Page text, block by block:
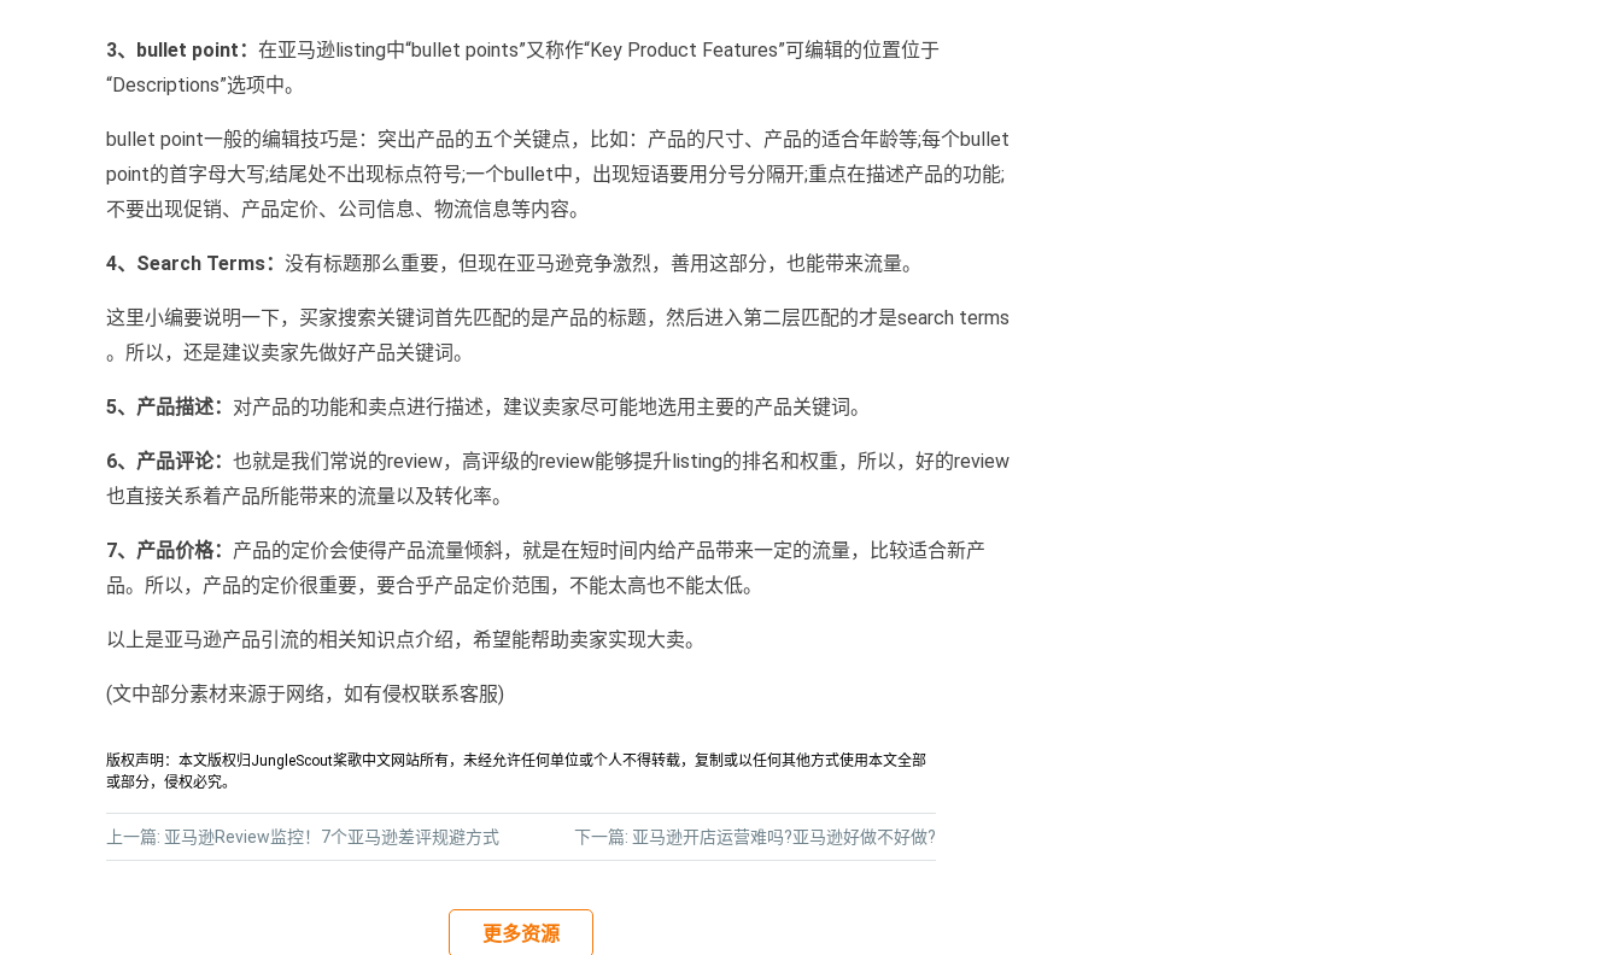
3、bullet point： 在亚马逊listing中“bullet points”又称作“Key Product Features”可编辑的位置位于
“Descriptions”选项中。
bullet point一般的编辑技巧是：突出产品的五个关键点，比如：产品的尺寸、产品的适合年龄等;每个bullet
point的首字母大写;结尾处不出现标点符号;一个bullet中，出现短语要用分号分隔开;重点在描述产品的功能;
不要出现促销、产品定价、公司信息、物流信息等内容。
4、Search Terms： 没有标题那么重要，但现在亚马逊竞争激烈，善用这部分，也能带来流量。
这里小编要说明一下，买家搜索关键词首先匹配的是产品的标题，然后进入第二层匹配的才是search terms
。所以，还是建议卖家先做好产品关键词。
5、产品描述： 对产品的功能和卖点进行描述，建议卖家尽可能地选用主要的产品关键词。
6、产品评论： 也就是我们常说的review，高评级的review能够提升listing的排名和权重，所以，好的review
也直接关系着产品所能带来的流量以及转化率。
7、产品价格： 产品的定价会使得产品流量倾斜，就是在短时间内给产品带来一定的流量，比较适合新产
品。所以，产品的定价很重要，要合乎产品定价范围，不能太高也不能太低。
以上是亚马逊产品引流的相关知识点介绍，希望能帮助卖家实现大卖。
(文中部分素材来源于网络，如有侵权联系客服)
版权声明：本文版权归JungleScout桨歌中文网站所有，未经允许任何单位或个人不得转载，复制或以任何其他方式使用本文全部
或部分，侵权必究。
上一篇: 亚马逊Review监控！7个亚马逊差评规避方式 下一篇: 亚马逊开店运营难吗?亚马逊好做不好做?
更多资源